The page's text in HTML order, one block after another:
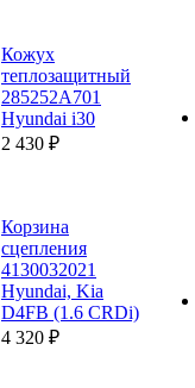
Кожух
теплозащитный
285252A701
Hyundai i30
2 430 ₽
Корзина
сцепления
4130032021
Hyundai, Kia
D4FB (1.6 CRDi)
4 320 ₽